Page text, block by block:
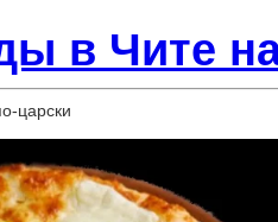
в Чите
царски